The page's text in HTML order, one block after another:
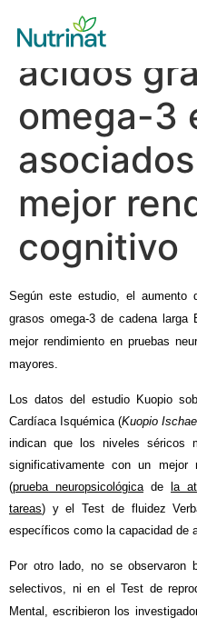
Los
ácidos
omega-3
mejor
cognitivo
Según este estudio, el
grasos omega-3 de cadena
mejor rendimiento en pruebas
mayores.
Los datos del estudio Kuopio
Cardíaca Isquémica (Kuopio
indican que los niveles séricos
significativamente con un
(prueba neuropsicológicade la
tareas) y el Test de fluidez
específicos como la capacidad de
Por otro lado, no se observaron
selectivos, ni en el Test de
Mental, escribieron los